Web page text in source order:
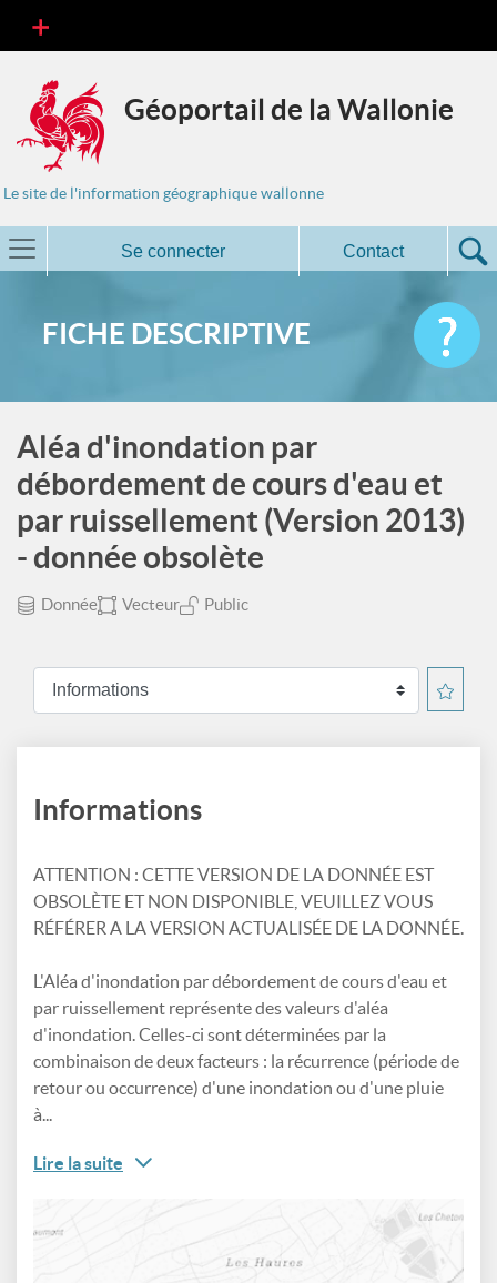
Géoportail de la Wallonie
Le site de l'information géographique wallonne
Se connecter Contact
FICHE DESCRIPTIVE
Aléa d'inondation par
débordement de cours d'eau et
par ruissellement (Version 2013)
- donnée obsolète
Donnée Vecteur Public
Informations
ATTENTION : CETTE VERSION DE LA DONNÉE EST
OBSOLÈTE ET NON DISPONIBLE, VEUILLEZ VOUS
RÉFÉRER A LA VERSION ACTUALISÉE DE LA DONNÉE.
L'Aléa d'inondation par débordement de cours d'eau et
par ruissellement représente des valeurs d'aléa
d'inondation. Celles-ci sont déterminées par la
combinaison de deux facteurs : la récurrence (période de
retour ou occurrence) d'une inondation ou d'une pluie
à...
Lire la suite